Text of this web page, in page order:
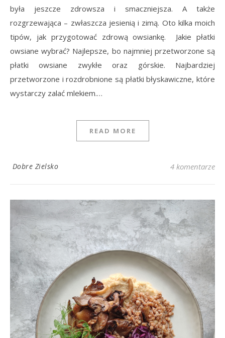
była jeszcze zdrowsza i smaczniejsza. A także
rozgrzewająca – zwłaszcza jesienią i zimą. Oto kilka moich
tipów, jak przygotować zdrową owsiankę. Jakie płatki
owsiane wybrać? Najlepsze, bo najmniej przetworzone są
płatki owsiane zwykłe oraz górskie. Najbardziej
przetworzone i rozdrobnione są płatki błyskawiczne, które
wystarczy zalać mlekiem.…
READ MORE
Dobre Zielsko 4 komentarze